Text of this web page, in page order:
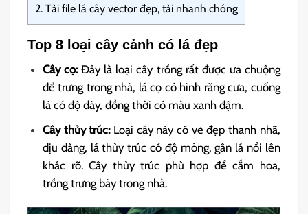
2. Tải file lá cây vector đẹp, tải nhanh chóng
Top 8 loại cây cảnh có lá đẹp
Cây cọ:Đây là loại cây trồng rất được ưa chuộng
để trưng trong nhà, lá cọ có hình răng cưa, cuống
lá có độ dày, đồng thời có màu xanh đậm.
Cây thủy trúc:Loại cây này có vẻ đẹp thanh nhã,
dịu dàng, lá thủy trúc có độ mỏng, gân lá nổi lên
khác rõ. Cây thủy trúc phù hợp để cắm hoa,
trồng trưng bày trong nhà.